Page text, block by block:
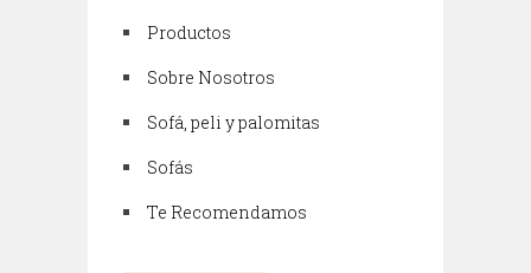
Productos
Sobre Nosotros
Sofá, peli y palomitas
Sofás
Te Recomendamos